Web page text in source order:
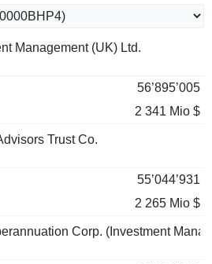
Management (UK) Ltd.
56’895’005
2 341 Mio $
Trust Co.
55’044’931
2 265 Mio $
Corp. (Investment